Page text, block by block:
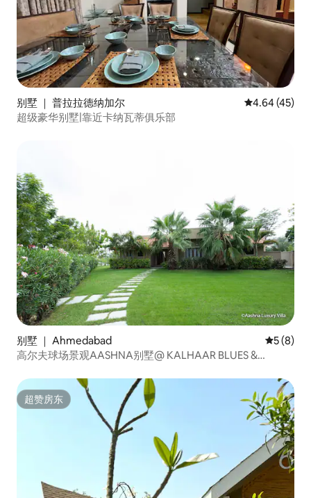
别墅 ｜ 普拉拉德纳加尔 平均评分
4.64 (45)
超级豪华别墅|靠近卡纳瓦蒂俱乐部
别墅 ｜ Ahmedabad 平均评分
5 (8)
高尔夫球场景观AASHNA别墅@ KALHAAR BLUES &
超赞房东
超赞房东